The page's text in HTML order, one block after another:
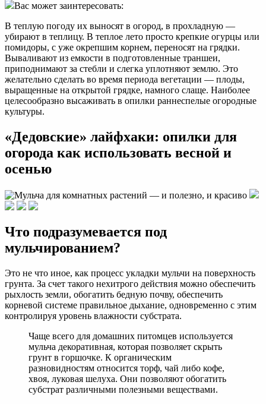
Вас может заинтересовать:
В теплую погоду их выносят в огород, в прохладную —
убирают в теплицу. В теплое лето просто крепкие огурцы или
помидоры, с уже окрепшим корнем, переносят на грядки.
Вываливают из емкости в подготовленные траншеи,
приподнимают за стебли и слегка уплотняют землю. Это
желательно сделать во время периода вегетации — плоды,
выращенные на открытой грядке, намного слаще. Наиболее
целесообразно высаживать в опилки раннеспелые огородные
культуры.
«Дедовские» лайфхаки: опилки для
огорода как использовать весной и
осенью
Что подразумевается под
мульчированием?
Это не что иное, как процесс укладки мульчи на поверхность
грунта. За счет такого нехитрого действия можно обеспечить
рыхлость земли, обогатить бедную почву, обеспечить
корневой системе правильное дыхание, одновременно с этим
контролируя уровень влажности субстрата.
Чаще всего для домашних питомцев используется
мульча декоративная, которая позволяет скрыть
грунт в горшочке. К органическим
разновидностям относится торф, чай либо кофе,
хвоя, луковая шелуха. Они позволяют обогатить
субстрат различными полезными веществами.